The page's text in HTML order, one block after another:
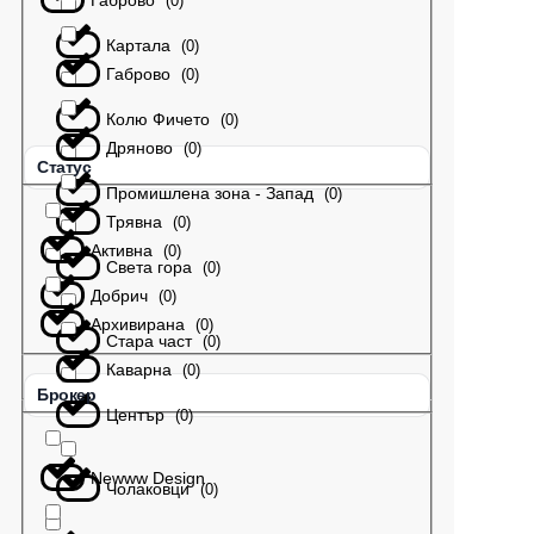
Картала (0)
Колю Фичето (0)
Промишлена зона - Запад (0)
Света гора (0)
Стара част (0)
Център (0)
Чолаковци (0)
Габрово (0)
Дряново (0)
Трявна (0)
Добрич (0)
Каварна (0)
Статус
Активна (0)
Архивирана (0)
Брокер
Newww Design